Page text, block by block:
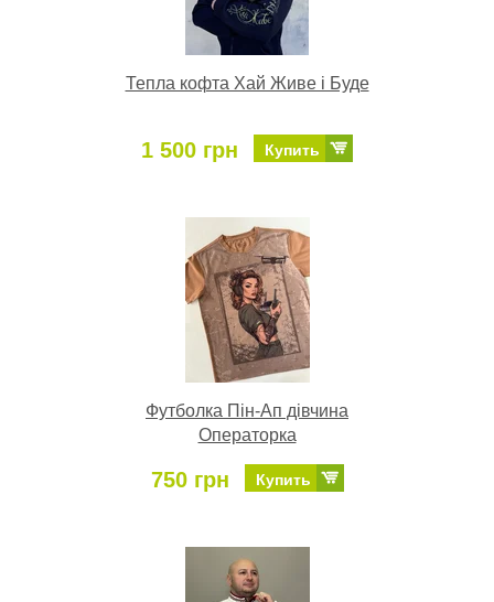
Тепла кофта Хай Живе і Буде
1 500 грн Купить
Футболка Пін-Ап дівчина
Операторка
750 грн Купить